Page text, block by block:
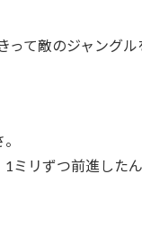
て敵のジャングル
ミリずつ前進したん